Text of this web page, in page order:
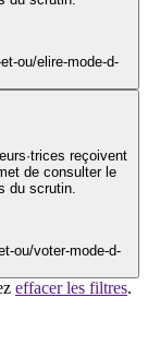
ou/elire-mode-d-
reçoivent
de consulter le
du scrutin.
ou/voter-mode-d-
effacer les filtres.